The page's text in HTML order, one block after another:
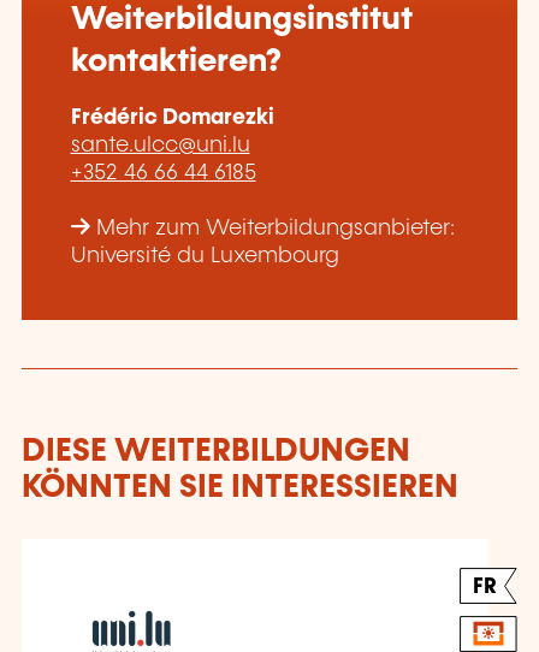
Weiterbildungsinstitut
kontaktieren?
Frédéric Domarezki
sante.ulcc@uni.lu
+352 46 66 44 6185
Mehr zum Weiterbildungsanbieter:
Université du Luxembourg
DIESE WEITERBILDUNGEN
KÖNNTEN SIE INTERESSIEREN
FR